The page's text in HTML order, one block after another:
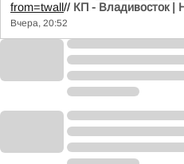
from=twall// КП - Владивосток |
Вчера, 20:52